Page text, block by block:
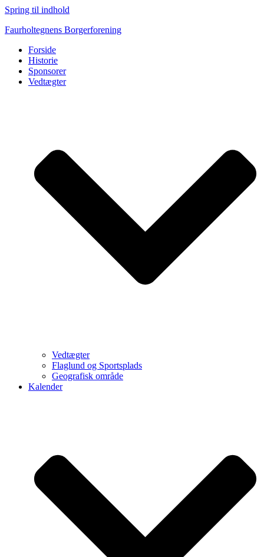
Spring til indhold
Faurholtegnens Borgerforening
Forside
Historie
Sponsorer
Vedtægter
Vedtægter
Flaglund og Sportsplads
Geografisk område
Kalender